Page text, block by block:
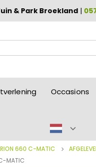
& Park Broekland |
Occasions
660 C-MATIC
MATIC